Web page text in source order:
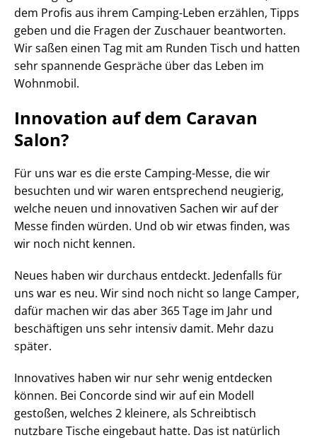
dem Profis aus ihrem Camping-Leben erzählen, Tipps
geben und die Fragen der Zuschauer beantworten.
Wir saßen einen Tag mit am Runden Tisch und hatten
sehr spannende Gespräche über das Leben im
Wohnmobil.
Innovation auf dem Caravan
Salon?
Für uns war es die erste Camping-Messe, die wir
besuchten und wir waren entsprechend neugierig,
welche neuen und innovativen Sachen wir auf der
Messe finden würden. Und ob wir etwas finden, was
wir noch nicht kennen.
Neues haben wir durchaus entdeckt. Jedenfalls für
uns war es neu. Wir sind noch nicht so lange Camper,
dafür machen wir das aber 365 Tage im Jahr und
beschäftigen uns sehr intensiv damit. Mehr dazu
später.
Innovatives haben wir nur sehr wenig entdecken
können. Bei Concorde sind wir auf ein Modell
gestoßen, welches 2 kleinere, als Schreibtisch
nutzbare Tische eingebaut hatte. Das ist natürlich